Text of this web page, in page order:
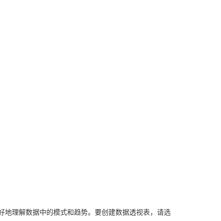
理解数据中的模式和趋势。要创建数据透视表，请选